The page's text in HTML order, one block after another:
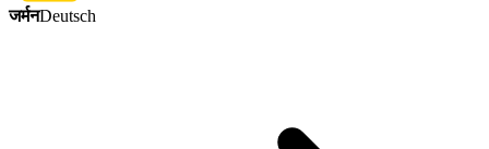
जर्मनDeutsch